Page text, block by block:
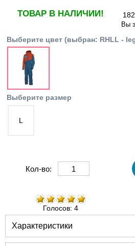
ТОВАР В НАЛИЧИИ!
Вы
Выберите цвет (выбран: RHLL -
Выберите размер
L
Кол-во:
Голосов: 4
Характеристики